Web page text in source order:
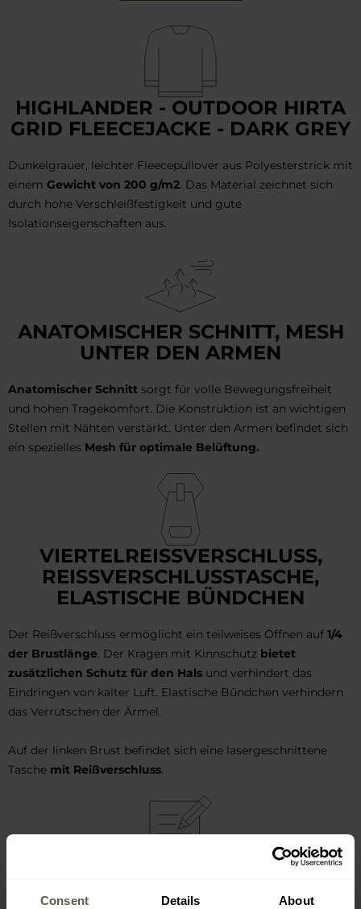
Consent Details About
HIGHLANDER - OUTDOOR HIRTA
GRID FLEECEJACKE - DARK GREY
Dunkelgrauer, leichter Fleecepullover aus Polyesterstrick mit
einem Gewicht von 200 g/m2. Das Material zeichnet sich
durch hohe Verschleißfestigkeit und gute
Isolationseigenschaften aus.
ANATOMISCHER SCHNITT, MESH
UNTER DEN ARMEN
Anatomischer Schnitt sorgt für volle Bewegungsfreiheit
und hohen Tragekomfort. Die Konstruktion ist an wichtigen
Stellen mit Nähten verstärkt. Unter den Armen befindet sich
ein spezielles Mesh für optimale Belüftung.
VIERTELREISSVERSCHLUSS, R
EISSVERSCHLUSSTASCHE, EL
ASTISCHE BÜNDCHEN
Der Reißverschluss ermöglicht ein teilweises Öffnen auf 1/4
der Brustlänge. Der Kragen mit Kinnschutz bietet
zusätzlichen Schutz für den Hals und verhindert das
Eindringen von kalter Luft. Elastische Bündchen verhindern
das Verrutschen der Ärmel.
Auf der linken Brust befindet sich eine lasergeschnittene
Tasche mit Reißverschluss.